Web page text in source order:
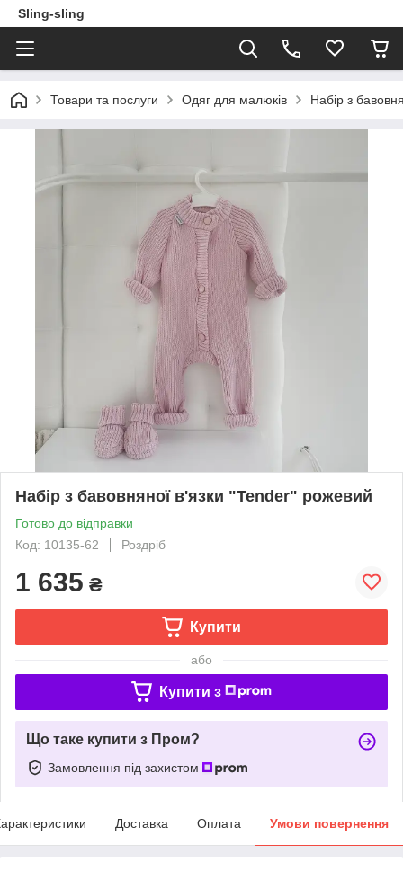
Sling-sling
Товари та послуги Одяг для малюків Набір з
Набір з бавовняної в'язки "Tender" рожевий
Готово до відправки
Код: 10135-62
Роздріб
1 635 ₴
Купити
або
Купити з
Що таке купити з Пром?
Замовлення під захистом
Доставка Оплата Умови повернення